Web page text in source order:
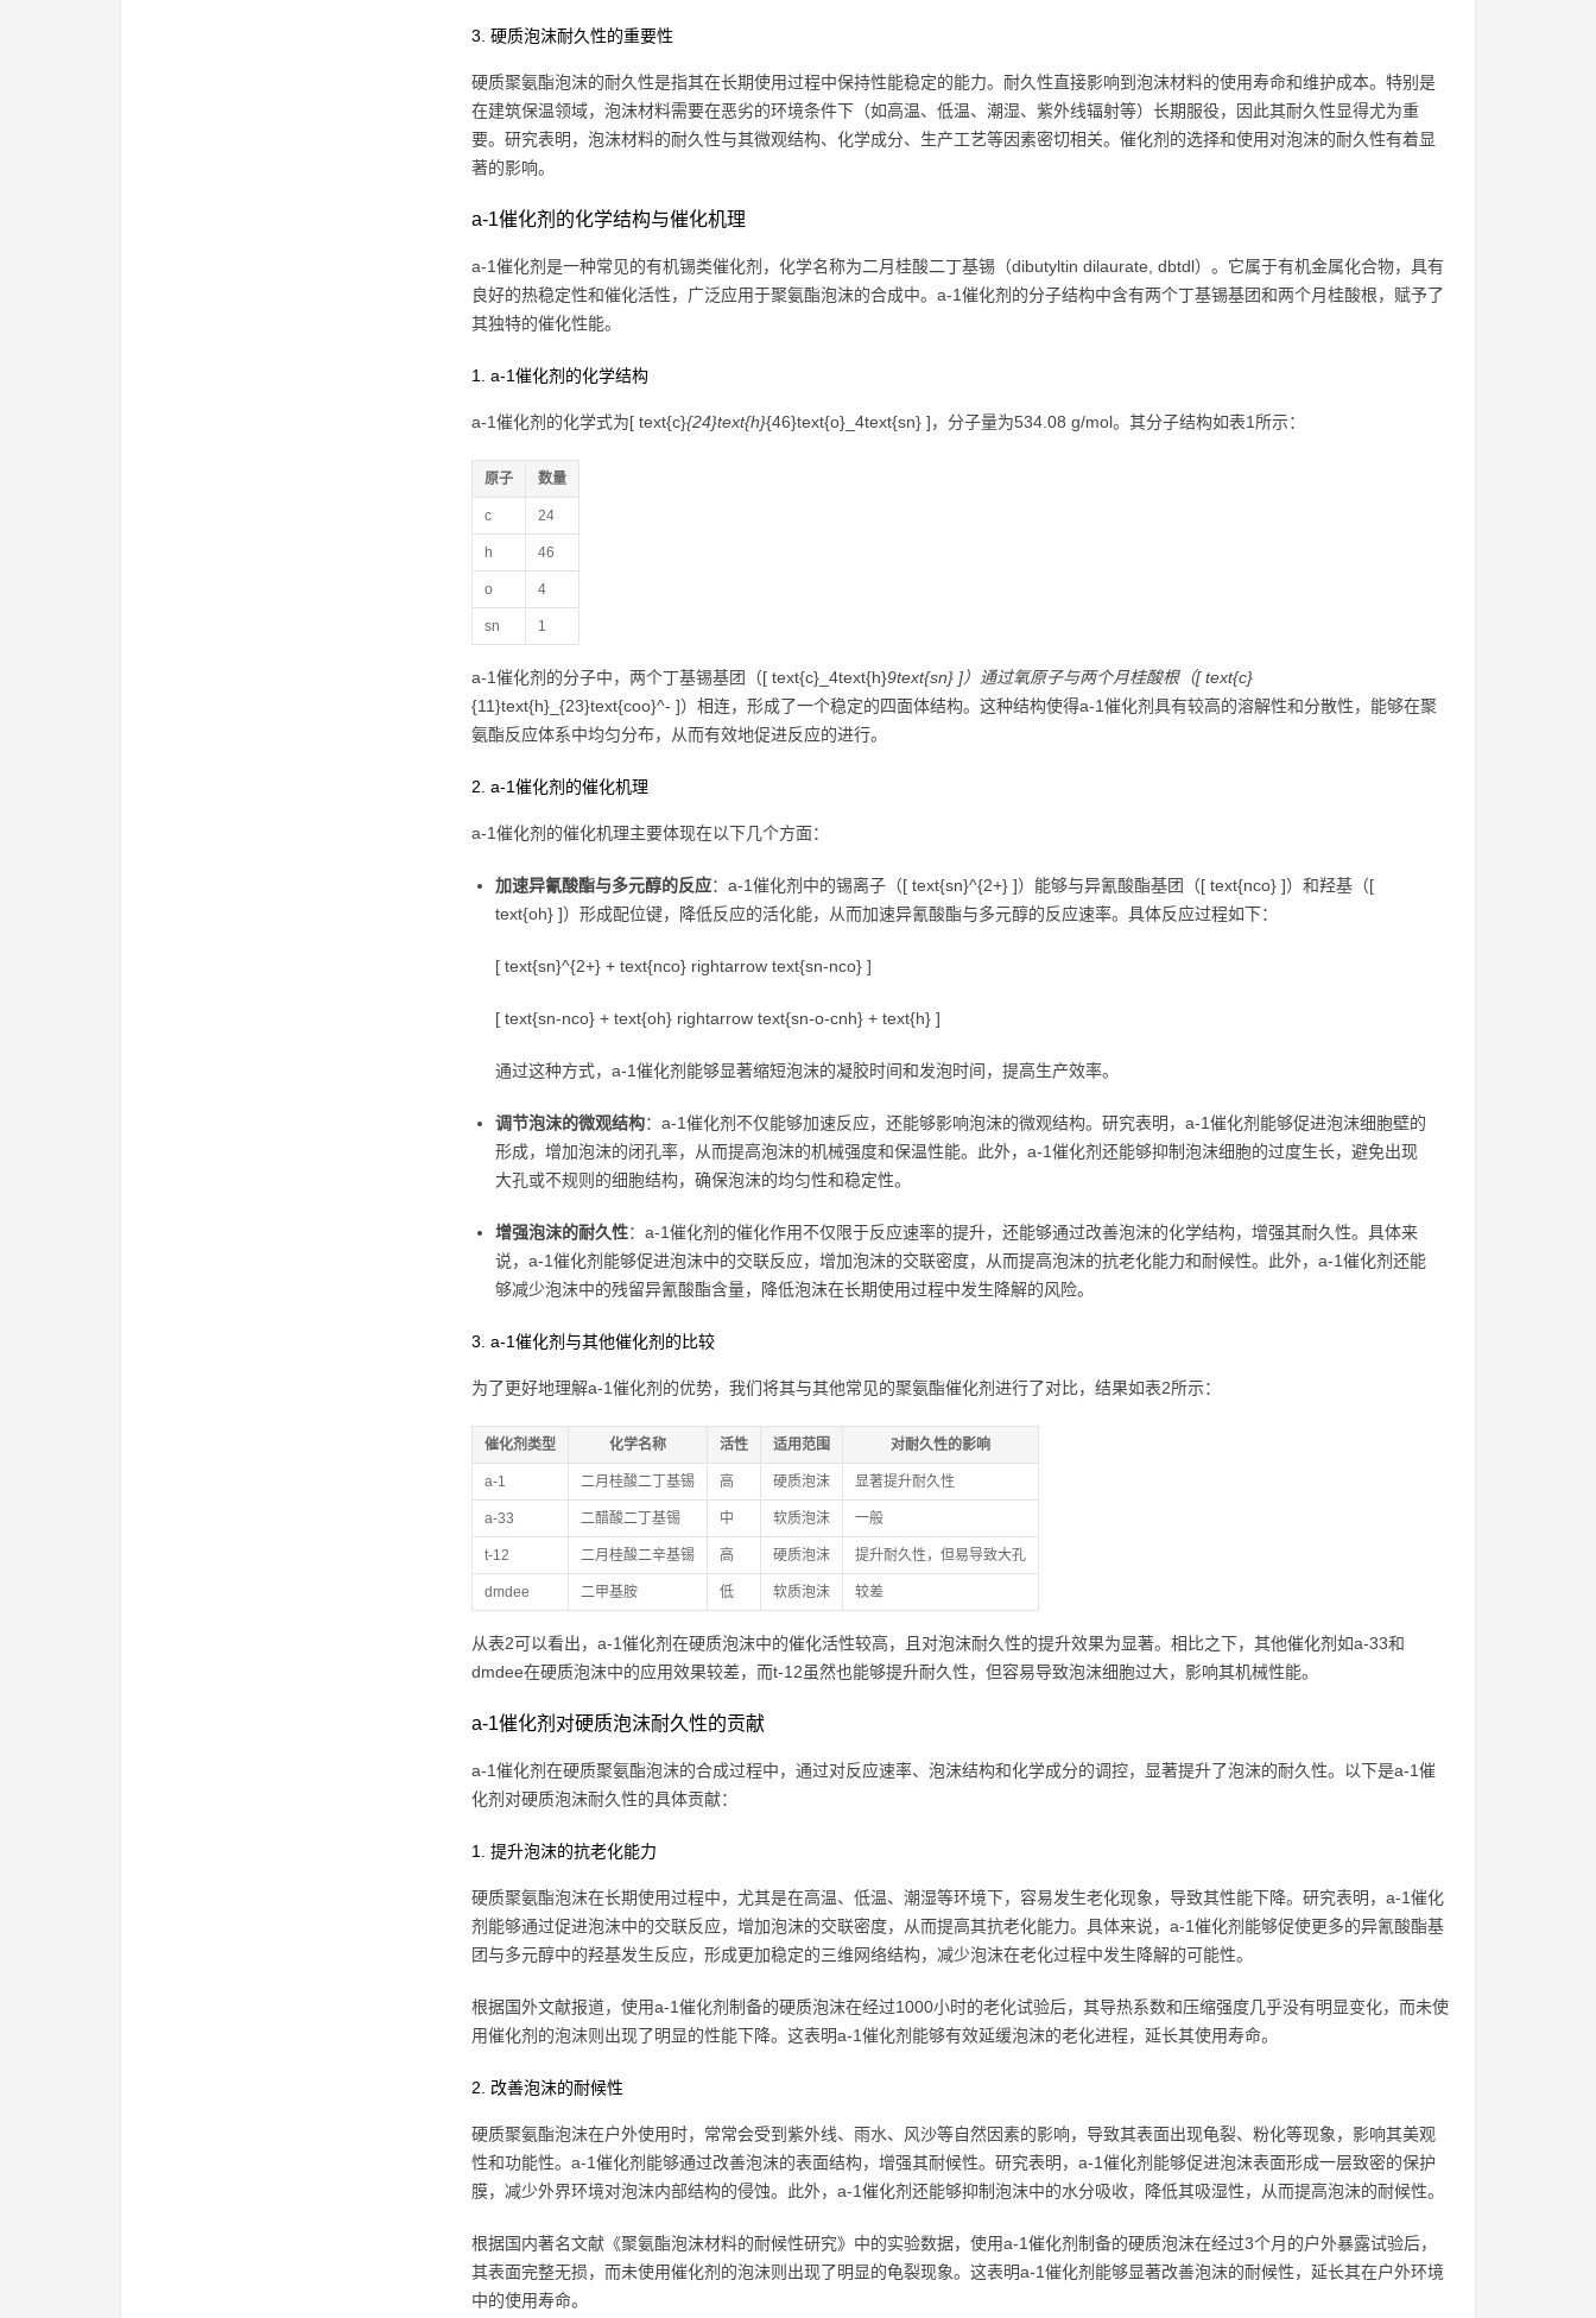
3. 硬质泡沫耐久性的重要性
硬质聚氨酯泡沫的耐久性是指其在长期使用过程中保持性能稳定的能力。耐久性直接影响到泡沫材料的使用寿命和维护成本。特别是
在建筑保温领域，泡沫材料需要在恶劣的环境条件下（如高温、低温、潮湿、紫外线辐射等）长期服役，因此其耐久性显得尤为重
要。研究表明，泡沫材料的耐久性与其微观结构、化学成分、生产工艺等因素密切相关。催化剂的选择和使用对泡沫的耐久性有着显
著的影响。
a-1催化剂的化学结构与催化机理
a-1催化剂是一种常见的有机锡类催化剂，化学名称为二月桂酸二丁基锡（dibutyltin dilaurate, dbtdl）。它属于有机金属化合物，具有
良好的热稳定性和催化活性，广泛应用于聚氨酯泡沫的合成中。a-1催化剂的分子结构中含有两个丁基锡基团和两个月桂酸根，赋予了
其独特的催化性能。
1. a-1催化剂的化学结构
a-1催化剂的化学式为[ text{c}{24}text{h}{46}text{o}_4text{sn} ]，分子量为534.08 g/mol。其分子结构如表1所示：
原子 数量
c 24
h 46
o 4
sn 1
a-1催化剂的分子中，两个丁基锡基团（[ text{c}_4text{h}9text{sn} ]）通过氧原子与两个月桂酸根（[ text{c}
{11}text{h}_{23}text{coo}^- ]）相连，形成了一个稳定的四面体结构。这种结构使得a-1催化剂具有较高的溶解性和分散性，能够在聚
氨酯反应体系中均匀分布，从而有效地促进反应的进行。
2. a-1催化剂的催化机理
a-1催化剂的催化机理主要体现在以下几个方面：
加速异氰酸酯与多元醇的反应：a-1催化剂中的锡离子（[ text{sn}^{2+} ]）能够与异氰酸酯基团（[ text{nco} ]）和羟基（[
text{oh} ]）形成配位键，降低反应的活化能，从而加速异氰酸酯与多元醇的反应速率。具体反应过程如下：
[ text{sn}^{2+} + text{nco} rightarrow text{sn-nco} ]
[ text{sn-nco} + text{oh} rightarrow text{sn-o-cnh} + text{h} ]
通过这种方式，a-1催化剂能够显著缩短泡沫的凝胶时间和发泡时间，提高生产效率。
调节泡沫的微观结构：a-1催化剂不仅能够加速反应，还能够影响泡沫的微观结构。研究表明，a-1催化剂能够促进泡沫细胞壁的
形成，增加泡沫的闭孔率，从而提高泡沫的机械强度和保温性能。此外，a-1催化剂还能够抑制泡沫细胞的过度生长，避免出现
大孔或不规则的细胞结构，确保泡沫的均匀性和稳定性。
增强泡沫的耐久性：a-1催化剂的催化作用不仅限于反应速率的提升，还能够通过改善泡沫的化学结构，增强其耐久性。具体来
说，a-1催化剂能够促进泡沫中的交联反应，增加泡沫的交联密度，从而提高泡沫的抗老化能力和耐候性。此外，a-1催化剂还能
够减少泡沫中的残留异氰酸酯含量，降低泡沫在长期使用过程中发生降解的风险。
3. a-1催化剂与其他催化剂的比较
为了更好地理解a-1催化剂的优势，我们将其与其他常见的聚氨酯催化剂进行了对比，结果如表2所示：
催化剂类型 化学名称 活性 适用范围 对耐久性的影响
a-1 二月桂酸二丁基锡 高 硬质泡沫 显著提升耐久性
a-33 二醋酸二丁基锡 中 软质泡沫 一般
t-12 二月桂酸二辛基锡 高 硬质泡沫 提升耐久性，但易导致大孔
dmdee 二甲基胺 低 软质泡沫 较差
从表2可以看出，a-1催化剂在硬质泡沫中的催化活性较高，且对泡沫耐久性的提升效果为显著。相比之下，其他催化剂如a-33和
dmdee在硬质泡沫中的应用效果较差，而t-12虽然也能够提升耐久性，但容易导致泡沫细胞过大，影响其机械性能。
a-1催化剂对硬质泡沫耐久性的贡献
a-1催化剂在硬质聚氨酯泡沫的合成过程中，通过对反应速率、泡沫结构和化学成分的调控，显著提升了泡沫的耐久性。以下是a-1催
化剂对硬质泡沫耐久性的具体贡献：
1. 提升泡沫的抗老化能力
硬质聚氨酯泡沫在长期使用过程中，尤其是在高温、低温、潮湿等环境下，容易发生老化现象，导致其性能下降。研究表明，a-1催化
剂能够通过促进泡沫中的交联反应，增加泡沫的交联密度，从而提高其抗老化能力。具体来说，a-1催化剂能够促使更多的异氰酸酯基
团与多元醇中的羟基发生反应，形成更加稳定的三维网络结构，减少泡沫在老化过程中发生降解的可能性。
根据国外文献报道，使用a-1催化剂制备的硬质泡沫在经过1000小时的老化试验后，其导热系数和压缩强度几乎没有明显变化，而未使
用催化剂的泡沫则出现了明显的性能下降。这表明a-1催化剂能够有效延缓泡沫的老化进程，延长其使用寿命。
2. 改善泡沫的耐候性
硬质聚氨酯泡沫在户外使用时，常常会受到紫外线、雨水、风沙等自然因素的影响，导致其表面出现龟裂、粉化等现象，影响其美观
性和功能性。a-1催化剂能够通过改善泡沫的表面结构，增强其耐候性。研究表明，a-1催化剂能够促进泡沫表面形成一层致密的保护
膜，减少外界环境对泡沫内部结构的侵蚀。此外，a-1催化剂还能够抑制泡沫中的水分吸收，降低其吸湿性，从而提高泡沫的耐候性。
根据国内著名文献《聚氨酯泡沫材料的耐候性研究》中的实验数据，使用a-1催化剂制备的硬质泡沫在经过3个月的户外暴露试验后，
其表面完整无损，而未使用催化剂的泡沫则出现了明显的龟裂现象。这表明a-1催化剂能够显著改善泡沫的耐候性，延长其在户外环境
中的使用寿命。